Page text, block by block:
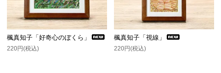
楓真知子「好奇心のぼくら」
220円(税込)
楓真知子「視線」
220円(税込)